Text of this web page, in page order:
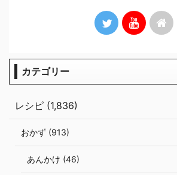
カテゴリー
レシピ (1,836)
おかず (913)
あんかけ (46)